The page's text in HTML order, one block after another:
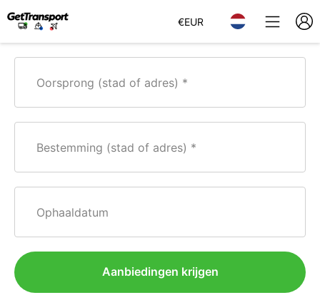
€EUR
Oorsprong (stad of adres)
Bestemming (stad of adres)
Ophaaldatum
Aanbiedingen krijgen